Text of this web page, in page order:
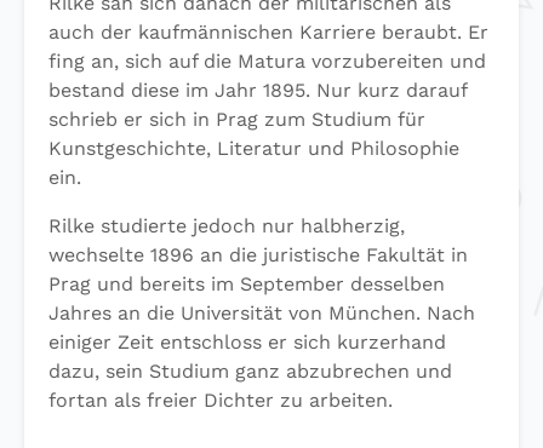
auch der kaufmännischen Karriere beraubt. Er
fing an, sich auf die Matura vorzubereiten und
bestand diese im Jahr 1895. Nur kurz darauf
schrieb er sich in Prag zum Studium für
Kunstgeschichte, Literatur und Philosophie
ein.
Rilke studierte jedoch nur halbherzig,
wechselte 1896 an die juristische Fakultät in
Prag und bereits im September desselben
Jahres an die Universität von München. Nach
einiger Zeit entschloss er sich kurzerhand
dazu, sein Studium ganz abzubrechen und
fortan als freier Dichter zu arbeiten.